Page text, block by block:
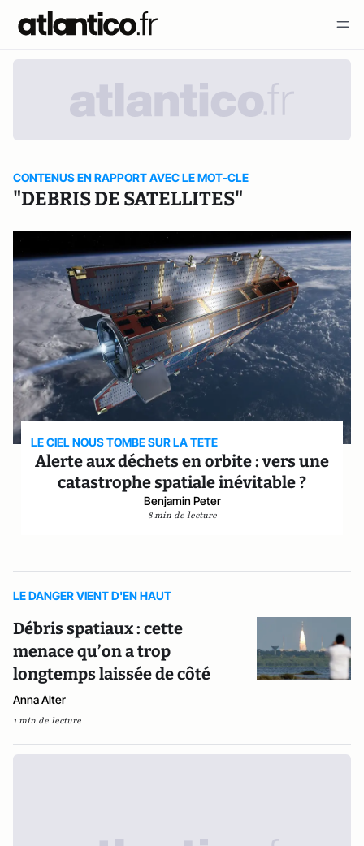
CONTENUS EN RAPPORT AVEC LE MOT-CLE
"DEBRIS DE SATELLITES"
LE CIEL NOUS TOMBE SUR LA TETE
Alerte aux déchets en orbite : vers une
catastrophe spatiale inévitable ?
Benjamin Peter
8 min de lecture
LE DANGER VIENT D'EN HAUT
Débris spatiaux : cette
menace qu’on a trop
longtemps laissée de côté
Anna Alter
1 min de lecture